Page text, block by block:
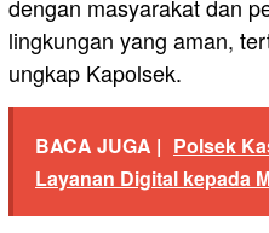
dengan masyarakat dan
lingkungan yang aman,
ungkap Kapolsek.
BACA JUGA | Polsek
Layanan Digital kepada